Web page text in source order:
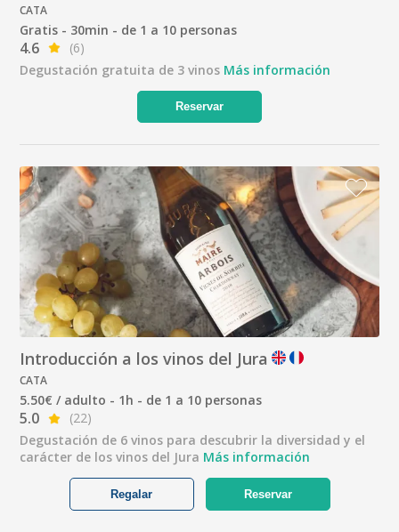
CATA
Gratis - 30min - de 1 a 10 personas
4.6
(6)
Degustación gratuita de 3 vinos Más información
Reservar
Introducción a los vinos del Jura
CATA
5.50€ / adulto - 1h - de 1 a 10 personas
5.0
(22)
Degustación de 6 vinos para descubrir la diversidad y el
carácter de los vinos del Jura Más información
Reservar
Regalar